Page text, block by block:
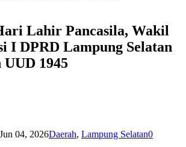
Lahir Pancasila, Wakil
I DPRD Lampung Selatan
UUD 1945
Jun 04, 2026Daerah, Lampung Selatan0